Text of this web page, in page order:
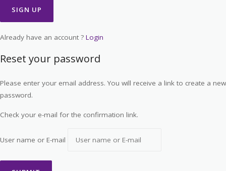
Already have an account ? Login
Reset your password
Please enter your email address. You will receive a link to create a new
password.
Check your e-mail for the confirmation link.
User name or E-mail